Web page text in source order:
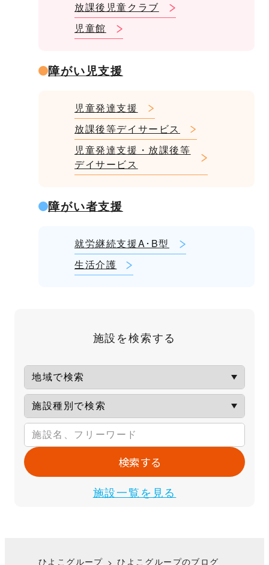
放課後児童クラブ
児童館
障がい児支援
児童発達支援
放課後等デイサービス
児童発達支援・放課後等
デイサービス
障がい者支援
就労継続支援A･B型
生活介護
施設を検索する
施設一覧を見る
検索する
ひよこグループ
ひよこグループのブログ